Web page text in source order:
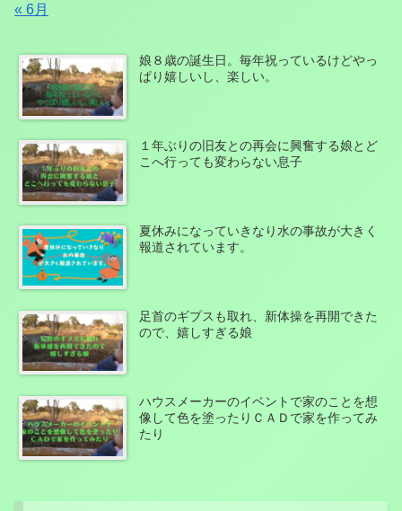
« 6月
娘８歳の誕生日。毎年祝っているけどやっ
ぱり嬉しいし、楽しい。
１年ぶりの旧友との再会に興奮する娘とど
こへ行っても変わらない息子
夏休みになっていきなり水の事故が大きく
報道されています。
足首のギプスも取れ、新体操を再開できた
ので、嬉しすぎる娘
ハウスメーカーのイベントで家のことを想
像して色を塗ったりＣＡＤで家を作ってみ
たり